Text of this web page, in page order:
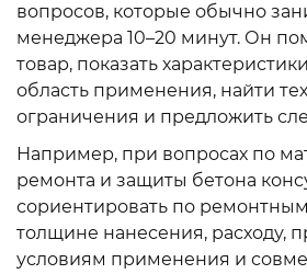
вопросов, которые обычно
менеджера 10–20 минут. Он
товар, показать
область применения, найти
ограничения и предложить
Например, при вопросах по
ремонта и защиты бетона
сориентировать по
толщине нанесения, расходу,
условиям применения и